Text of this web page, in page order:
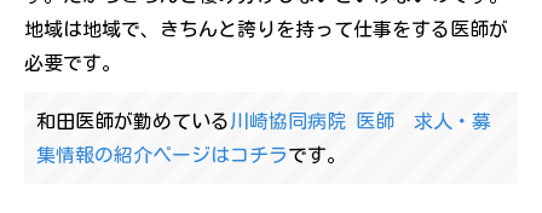
地域は地域で、きちんと誇りを持って仕事をする医師が
必要です。
和田医師が勤めている 川崎協同病院 医師 求人・募
集情報の紹介ページはコチラです。